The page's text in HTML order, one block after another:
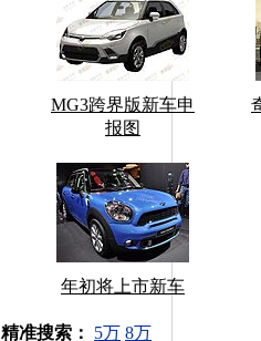
MG3跨界版新车申
报图
年初将上市新车
车型搜索：
精准搜索： 5万 8万